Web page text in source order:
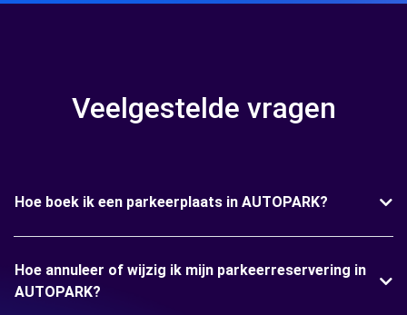
Veelgestelde vragen
Hoe boek ik een parkeerplaats in AUTOPARK?
Hoe annuleer of wijzig ik mijn parkeerreservering in
AUTOPARK?